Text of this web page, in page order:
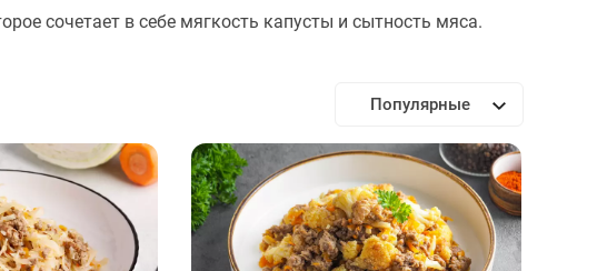
сочетает в себе мягкость капусты и сытность мяса.
Популярные